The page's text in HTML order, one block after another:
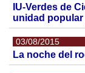
IU-Verdes de
unidad
03/08/2015
La noche del